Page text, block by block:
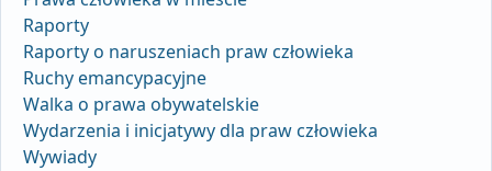
Raporty
Raporty o naruszeniach praw człowieka
Ruchy emancypacyjne
Walka o prawa obywatelskie
Wydarzenia i inicjatywy dla praw człowieka
Wywiady